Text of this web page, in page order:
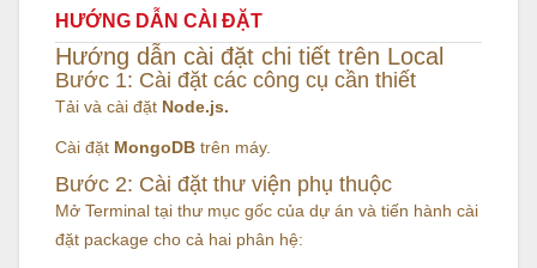
HƯỚNG DẪN CÀI ĐẶT
Hướng dẫn cài đặt chi tiết trên Local
Bước 1: Cài đặt các công cụ cần thiết
Tải và cài đặt Node.js.
Cài đặt MongoDB trên máy.
Bước 2: Cài đặt thư viện phụ thuộc
Mở Terminal tại thư mục gốc của dự án và tiến hành cài
đặt package cho cả hai phân hệ: